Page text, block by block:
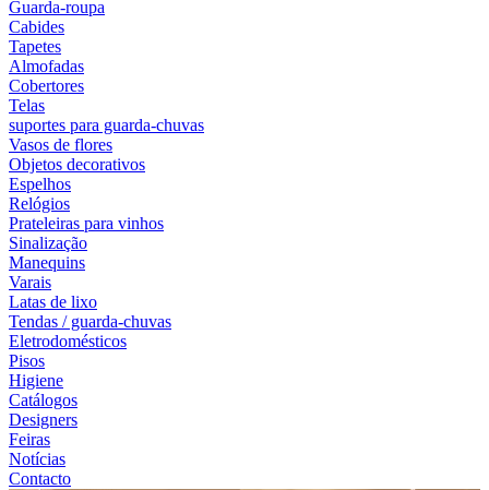
Guarda-roupa
Cabides
Tapetes
Almofadas
Cobertores
Telas
suportes para guarda-chuvas
Vasos de flores
Objetos decorativos
Espelhos
Relógios
Prateleiras para vinhos
Sinalização
Manequins
Varais
Latas de lixo
Tendas / guarda-chuvas
Eletrodomésticos
Pisos
Higiene
Catálogos
Designers
Feiras
Notícias
Contacto